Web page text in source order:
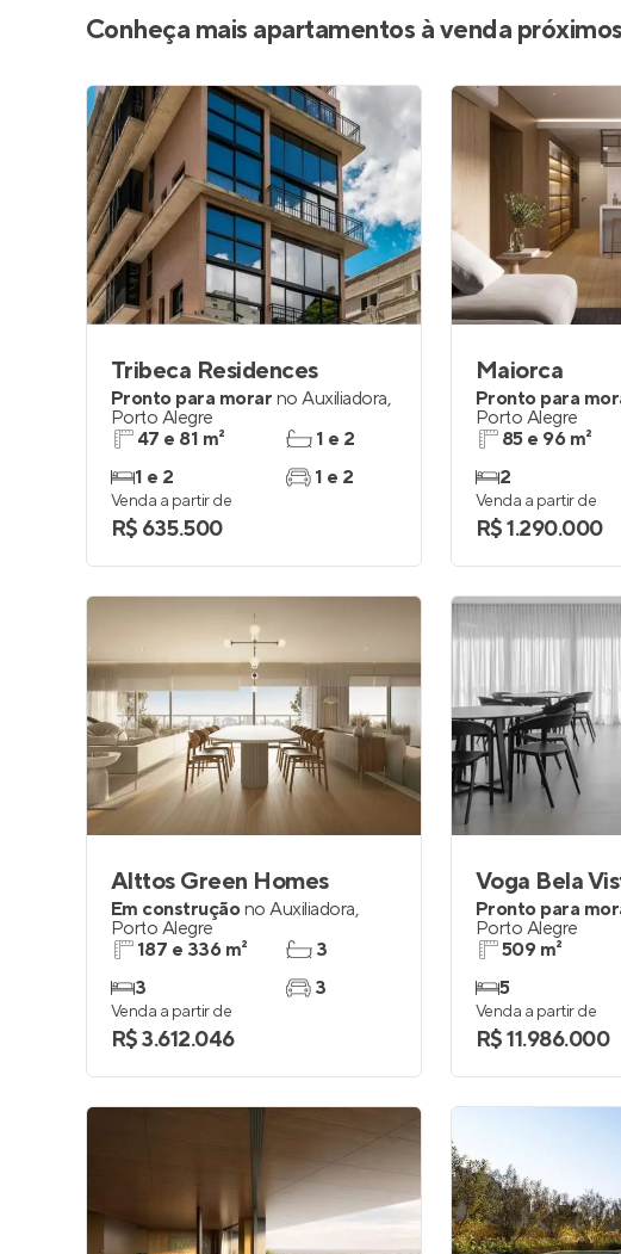
Conheça mais apartamentos à venda
Tribeca Residences
Pronto para morar no Auxiliadora,
Porto Alegre
47 e 81 m²
1 e 2
1 e 2
1 e 2
Venda a partir de
R$ 635.500
Maiorca
Pronto para
Porto Alegre
85 e 96 m²
2
Venda a partir de
R$ 1.290.000
Alttos Green Homes
Em construçãono Auxiliadora,
Porto Alegre
187 e 336 m²
3
3
3
Venda a partir de
R$ 3.612.046
Voga Bela
Pronto para
Porto Alegre
509 m²
5
Venda a partir de
R$ 11.986.000